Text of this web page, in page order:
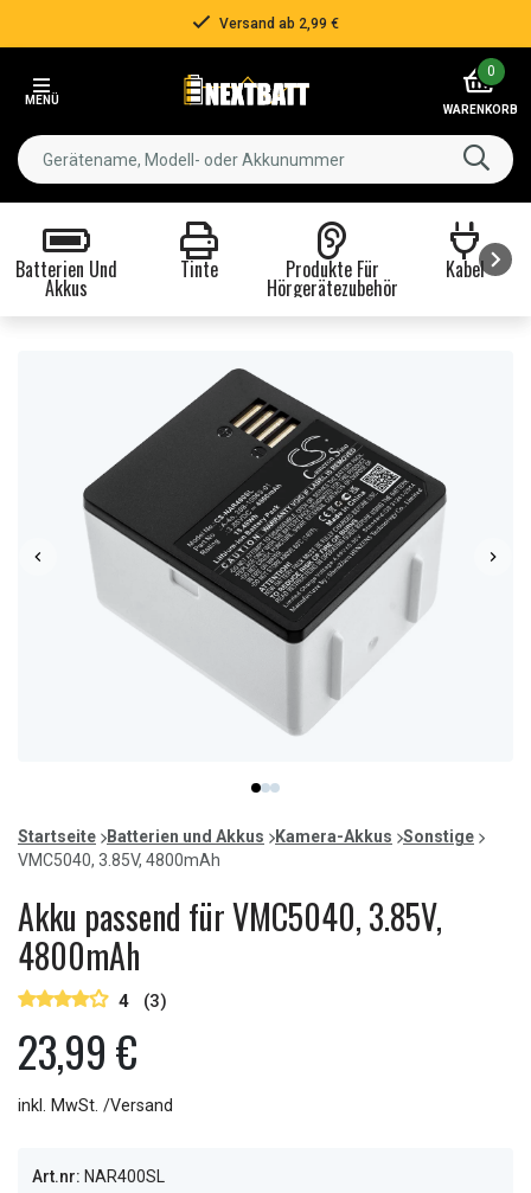
Versand ab 2,99 €
MENÜ
0
WARENKORB
Batterien Und
Akkus
Tinte Produkte Für
Hörgerätezubehör
Kabel
item
0
item
1
item
2
of
3
Startseite Batterien und Akkus Kamera-Akkus
Sonstige
VMC5040, 3.85V, 4800mAh
Akku passend für VMC5040, 3.85V,
4800mAh
4 (3)
23,99 €
inkl. MwSt. /Versand
Art.nr: NAR400SL